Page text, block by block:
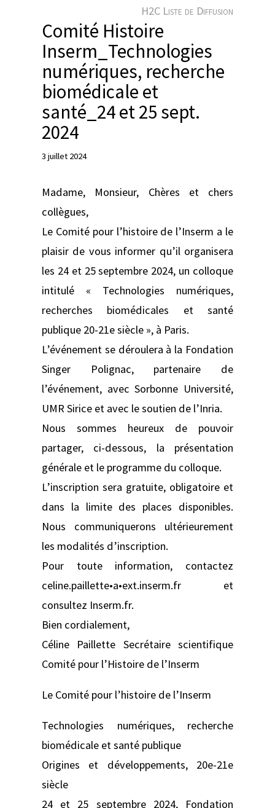
H2C Liste de Diffusion
Comité Histoire
Inserm_Technologies
numériques, recherche
biomédicale et
santé_24 et 25 sept.
2024
3 juillet 2024
Madame, Monsieur, Chères et chers
collègues,
Le Comité pour l’histoire de l’Inserm a le
plaisir de vous informer qu’il organisera
les 24 et 25 septembre 2024, un colloque
intitulé « Technologies numériques,
recherches biomédicales et santé
publique 20-21e siècle », à Paris.
L’événement se déroulera à la Fondation
Singer Polignac, partenaire de
l’événement, avec Sorbonne Université,
UMR Sirice et avec le soutien de l’Inria.
Nous sommes heureux de pouvoir
partager, ci-dessous, la présentation
générale et le programme du colloque.
L’inscription sera gratuite, obligatoire et
dans la limite des places disponibles.
Nous communiquerons ultérieurement
les modalités d’inscription.
Pour toute information, contactez
celine.paillette•a•ext.inserm.fr et
consultez Inserm.fr.
Bien cordialement,
Céline Paillette Secrétaire scientifique
Comité pour l’Histoire de l’Inserm
Le Comité pour l’histoire de l’Inserm
Technologies numériques, recherche
biomédicale et santé publique
Origines et développements, 20e-21e
siècle
24 et 25 septembre 2024, Fondation